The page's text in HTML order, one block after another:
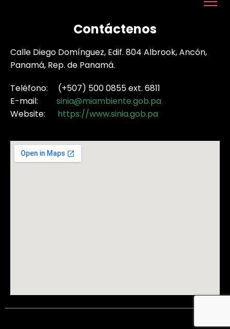
Contáctenos
Calle Diego Domínguez, Edif. 804 Albrook, Ancón,
Panamá, Rep. de Panamá.
Teléfono: (+507) 500 0855 ext. 6811
E-mail: sinia@miambiente.gob.pa
Website: https://www.sinia.gob.pa